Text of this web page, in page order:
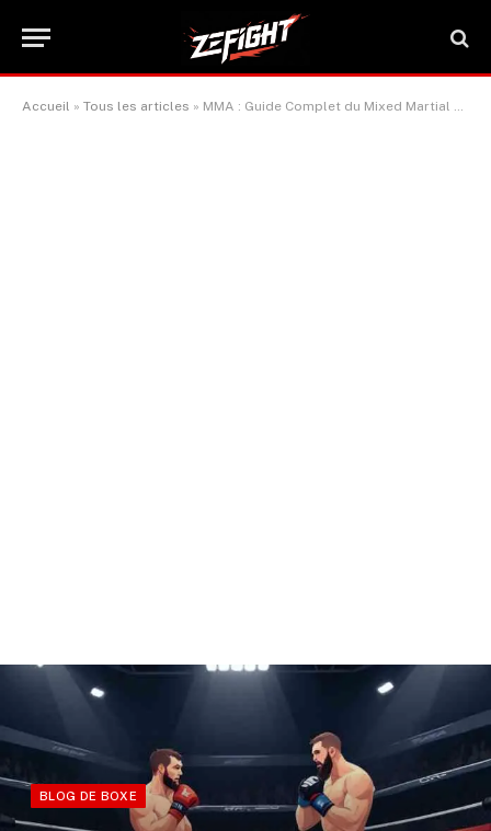
Accueil » Tous les articles » MMA : Guide Complet du Mixed Martial Arts
BLOG DE BOXE